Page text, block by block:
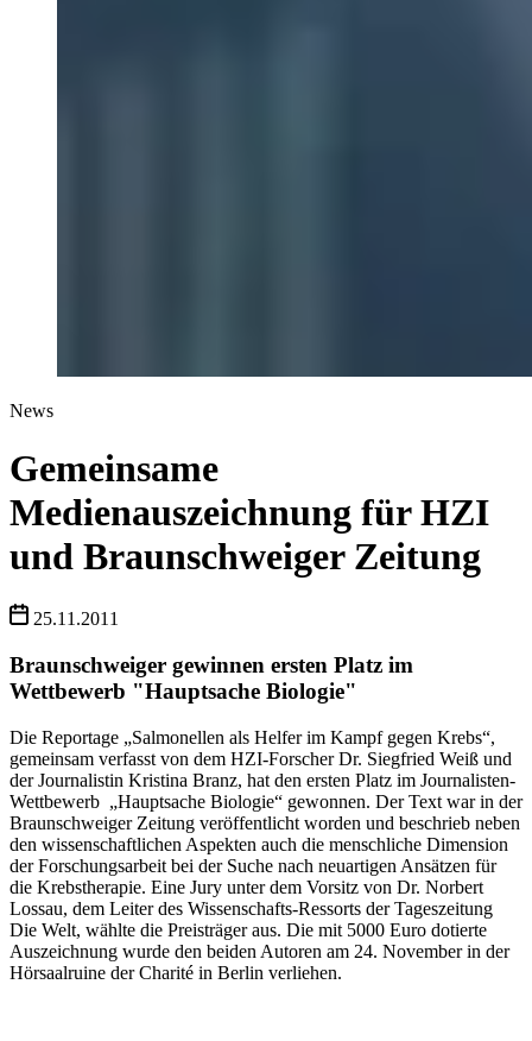
News
Gemeinsame
Medienauszeichnung für HZI
und Braunschweiger Zeitung
25.11.2011
Braunschweiger gewinnen ersten Platz im
Wettbewerb "Hauptsache Biologie"
Die Reportage „Salmonellen als Helfer im Kampf gegen Krebs“,
gemeinsam verfasst von dem HZI-Forscher Dr. Siegfried Weiß und
der Journalistin Kristina Branz, hat den ersten Platz im Journalisten-
Wettbewerb „Hauptsache Biologie“ gewonnen. Der Text war in der
Braunschweiger Zeitung veröffentlicht worden und beschrieb neben
den wissenschaftlichen Aspekten auch die menschliche Dimension
der Forschungsarbeit bei der Suche nach neuartigen Ansätzen für
die Krebstherapie. Eine Jury unter dem Vorsitz von Dr. Norbert
Lossau, dem Leiter des Wissenschafts-Ressorts der Tageszeitung
Die Welt, wählte die Preisträger aus. Die mit 5000 Euro dotierte
Auszeichnung wurde den beiden Autoren am 24. November in der
Hörsaalruine der Charité in Berlin verliehen.